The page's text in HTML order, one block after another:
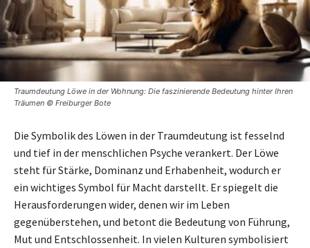
Traumdeutung Löwe in der Wohnung: Die faszinierende Bedeutung hinter Ihren
Träumen © Freiburger Bote
Die Symbolik des Löwen in der Traumdeutung ist fesselnd
und tief in der menschlichen Psyche verankert. Der Löwe
steht für Stärke, Dominanz und Erhabenheit, wodurch er
ein wichtiges Symbol für Macht darstellt. Er spiegelt die
Herausforderungen wider, denen wir im Leben
gegenüberstehen, und betont die Bedeutung von Führung,
Mut und Entschlossenheit. In vielen Kulturen symbolisiert